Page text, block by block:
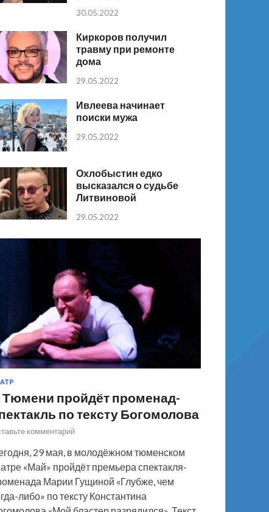
30.05.2022
Киркоров получил
травму при ремонте
дома
29.05.2022
Ивлеева начинает
поиски мужа
29.05.2022
Охлобыстин едко
высказался о судьбе
Литвиновой
29.05.2022
Тюмени пройдёт променад-
по тексту Богомолова
комментарий
29 мая, в молодёжном тюменском
«Май» пройдёт премьера спектакля-
Марии Гущиной «Глубже, чем
либо» по тексту Константина